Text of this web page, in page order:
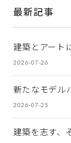
最新記事
建築とアート
2026-07-26
新たなモデル
2026-07-25
建築を志す、